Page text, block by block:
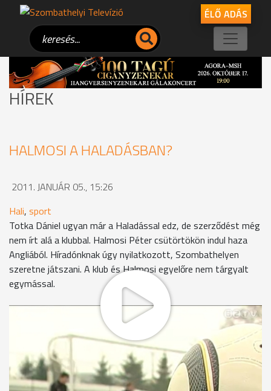
ÉLŐ ADÁS
HÍREK
HALMOSI A HALADÁSBAN?
2011. JANUÁR 05., 15:26
Hali, sport
Totka Dániel ugyan már a Haladással edz, de szerződést még
nem írt alá a klubbal. Halmosi Péter csütörtökön indul haza
Angliából. Híradónknak úgy nyilatkozott, Szombathelyen
szeretne játszani. A klub és Halmosi egyelőre nem tárgyalt
egymással.
A mínusz 6 fokos hideg ellenére teljes gőzzel készül Aczél
Zoltán irányításával a Haladás labdarúgó csapata. Az
együttesnél egyedül a Ciprust és Svájcot is megjárt Totka
Dániel kapus az új arc. Ő Rózsa Dániellel közösösen készül
Jakab Csaba segítségével.